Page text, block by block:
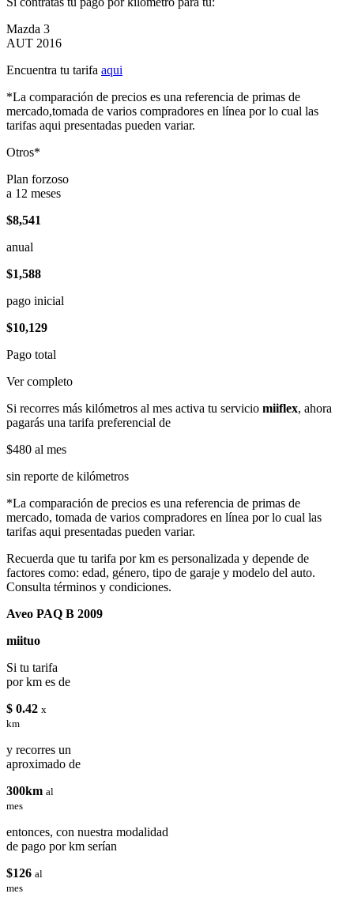
Mazda 3
AUT 2016
Encuentra tu tarifa aqui
*La comparación de precios es una referencia de primas de
mercado,tomada de varios compradores en línea por lo cual las
tarifas aqui presentadas pueden variar.
Otros*
Plan forzoso
a 12 meses
$8,541
anual
$1,588
pago inicial
$10,129
Pago total
Ver completo
Si recorres más kilómetros al mes activa tu servicio miiflex, ahora
pagarás una tarifa preferencial de
$480 al mes
sin reporte de kilómetros
*La comparación de precios es una referencia de primas de
mercado, tomada de varios compradores en línea por lo cual las
tarifas aqui presentadas pueden variar.
Recuerda que tu tarifa por km es personalizada y depende de
factores como: edad, género, tipo de garaje y modelo del auto.
Consulta términos y condiciones.
Aveo PAQ B 2009
miituo
Si tu tarifa
por km es de
$ 0.42 x
km
y recorres un
aproximado de
300km al
mes
entonces, con nuestra modalidad
de pago por km serían
$126 al
mes